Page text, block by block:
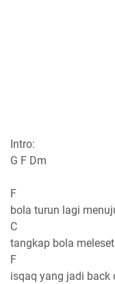
Intro:
G F Dm
F
bola turun lagi
C
tangkap bola
F
isqaq yang jadi back